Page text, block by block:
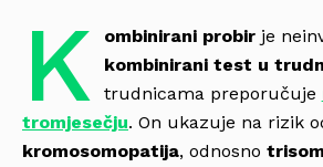
K ombinirani probirje
kombinirani test u
trudnicama preporučuje
tromjesečju. On ukazuje na rizik
kromosomopatija, odnosno